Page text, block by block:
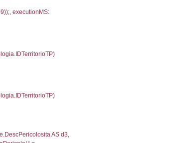
cod_territori_tipologia ON
=
ON
=